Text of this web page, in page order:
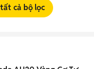
cả bộ lọc